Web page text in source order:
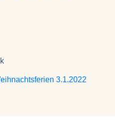
3.1.2022